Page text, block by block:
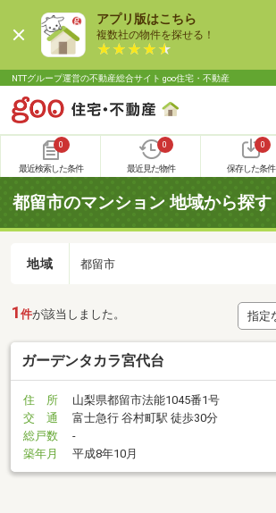
アプリ版はこちら
複数社の物件を探せる！
NTTグループ運営の不動産総合サイト goo住宅・不動産
0
最近検索した条件
0
最近見た物件
0
保存した条件
都留市のマンション 地域から探す
地域 都留市
1 件が該当しました。
ガーデンタカラ宮代台
住 所
山梨県都留市法能1045番1号
交 通
富士急行 谷村町駅 徒歩30分
総戸数
-
築年月
平成8年10月